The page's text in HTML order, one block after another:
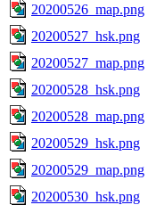
20200526_map.png
20200527_hsk.png
20200527_map.png
20200528_hsk.png
20200528_map.png
20200529_hsk.png
20200529_map.png
20200530_hsk.png